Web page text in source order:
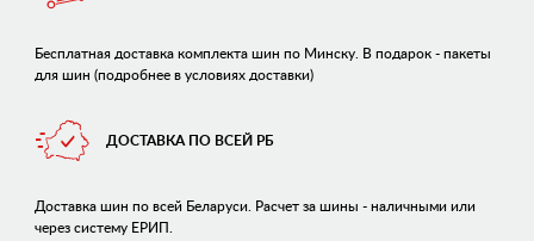
Бесплатная доставка комплекта шин по Минску. В подарок - пакеты
для шин (подробнее в условиях доставки)
ДОСТАВКА ПО ВСЕЙ РБ
Доставка шин по всей Беларуси. Расчет за шины - наличными или
через систему ЕРИП.